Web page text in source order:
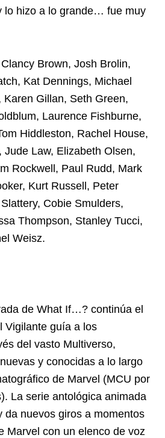
lo hizo a lo grande… fue muy
Brown, Josh Brolin,
Kat Dennings, Michael
Karen Gillan, Seth Green,
Laurence Fishburne,
Hiddleston, Rachel House,
Jude Law, Elizabeth Olsen,
Rockwell, Paul Rudd, Mark
Kurt Russell, Peter
Cobie Smulders,
Thompson, Stanley Tucci,
Weisz.
de What If…? continúa el
Vigilante guía a los
del vasto Multiverso,
y conocidas a lo largo
de Marvel (MCU por
La serie antológica animada
da nuevos giros a momentos
Marvel con un elenco de voz